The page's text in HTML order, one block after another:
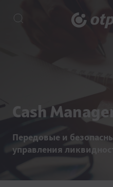
Cash
Передовые и
управления